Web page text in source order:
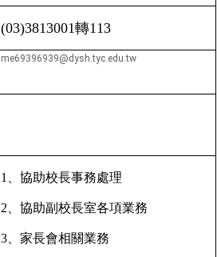
(03)3813001轉113
me69396939@dysh.tyc.edu.tw
1 、協助校長事務處理
2 、協助副校長室各項業務
3 、家長會相關業務